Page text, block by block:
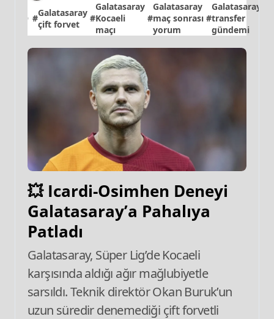
#Galatasaray
çift forvet
#
Galatasaray
Kocaeli
maçı
#
Galatasaray
maç sonrası
yorum
#
Galatasaray
transfer
gündemi
💥 Icardi-Osimhen Deneyi
Galatasaray’a Pahalıya
Patladı
Galatasaray, Süper Lig’de Kocaeli
karşısında aldığı ağır mağlubiyetle
sarsıldı. Teknik direktör Okan Buruk’un
uzun süredir denemediği çift forvetli